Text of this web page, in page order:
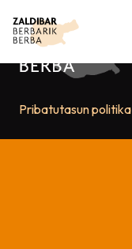
Pribatutasun politika